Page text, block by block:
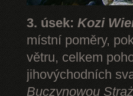
3. úsek: Kozi
místní poměry,
větru, celkem
jihovýchodních
Buczynowou